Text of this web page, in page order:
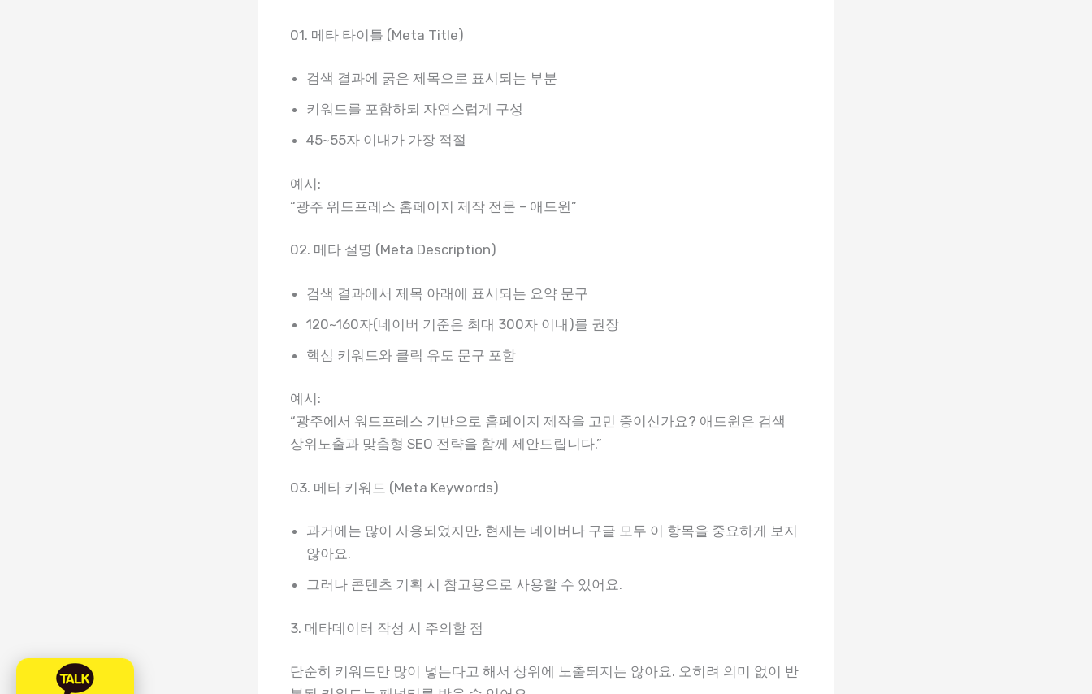
01. 메타 타이틀 (Meta Title)
검색 결과에 굵은 제목으로 표시되는 부분
키워드를 포함하되 자연스럽게 구성
45~55자 이내가 가장 적절
예시:
“광주 워드프레스 홈페이지 제작 전문 – 애드윈”
02. 메타 설명 (Meta Description)
검색 결과에서 제목 아래에 표시되는 요약 문구
120~160자(네이버 기준은 최대 300자 이내)를 권장
핵심 키워드와 클릭 유도 문구 포함
예시:
“광주에서 워드프레스 기반으로 홈페이지 제작을 고민 중이신가요? 애드윈은 검색
상위노출과 맞춤형 SEO 전략을 함께 제안드립니다.”
03. 메타 키워드 (Meta Keywords)
과거에는 많이 사용되었지만, 현재는 네이버나 구글 모두 이 항목을 중요하게 보지
않아요.
그러나 콘텐츠 기획 시 참고용으로 사용할 수 있어요.
3. 메타데이터 작성 시 주의할 점
단순히 키워드만 많이 넣는다고 해서 상위에 노출되지는 않아요. 오히려 의미 없이 반